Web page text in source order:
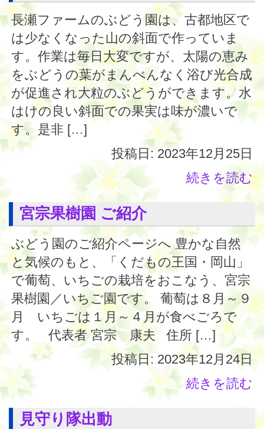
長瀬ファームのぶどう園は、古都地区で
は少なくなった山の斜面で作っていま
す。作業は毎日大変ですが、太陽の恵み
をぶどうの葉がまんべんなく浴び光合成
が促進され大粒のぶどうができます。水
はけの良い斜面での果実は味が濃いで
す。是非 […]
投稿日: 2023年12月25日
続きを読む
宮宗果樹園 ご紹介
ぶどう園のご紹介ページへ 豊かな自然
と気候のもと、「くだもの王国・岡山」
で葡萄、いちごの栽培をおこなう、宮宗
果樹園／いちご園です。 葡萄は８月～９
月 いちごは１月～４月が食べごろで
す。 代表者 宮宗 康夫 住所 […]
投稿日: 2023年12月24日
続きを読む
見守り隊出動